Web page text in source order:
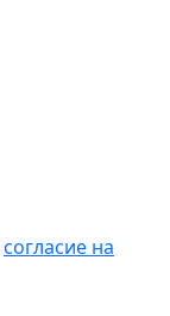
согласие на